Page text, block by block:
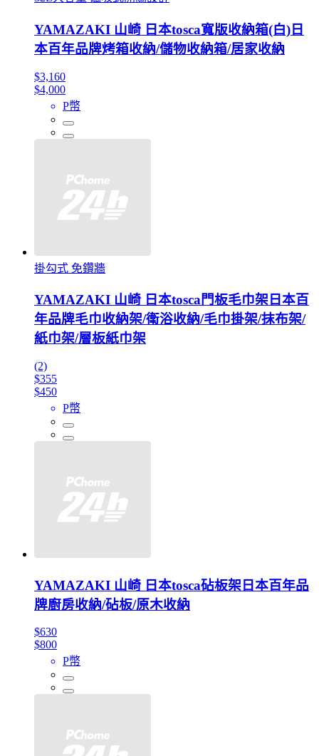
YAMAZAKI 山崎 日本tosca寬版收納箱(白)日
本百年品牌烤箱收納/儲物收納箱/居家收納
$3,160
$4,000
P幣
掛勾式 免鑽牆
YAMAZAKI 山崎 日本tosca門板毛巾架日本百
年品牌毛巾收納架/衛浴收納/毛巾掛架/抹布架/
紙巾架/層板紙巾架
(2)
$355
$450
P幣
YAMAZAKI 山崎 日本tosca砧板架日本百年品
牌廚房收納/砧板/原木收納
$630
$800
P幣